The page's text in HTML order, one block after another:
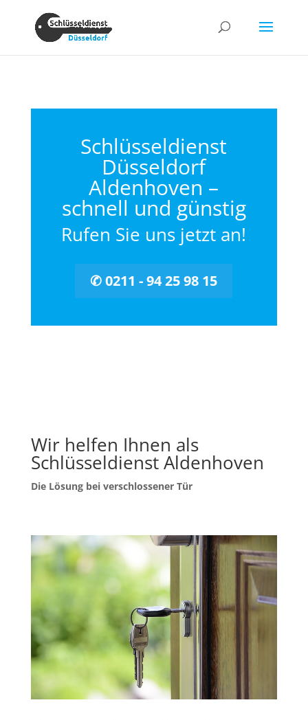
Schlüsseldienst
Düsseldorf
Aldenhoven –
schnell und günstig
Rufen Sie uns jetzt an!
✆ 0211 - 94 25 98 15
Wir helfen Ihnen als
Schlüsseldienst Aldenhoven
Die Lösung bei verschlossener Tür